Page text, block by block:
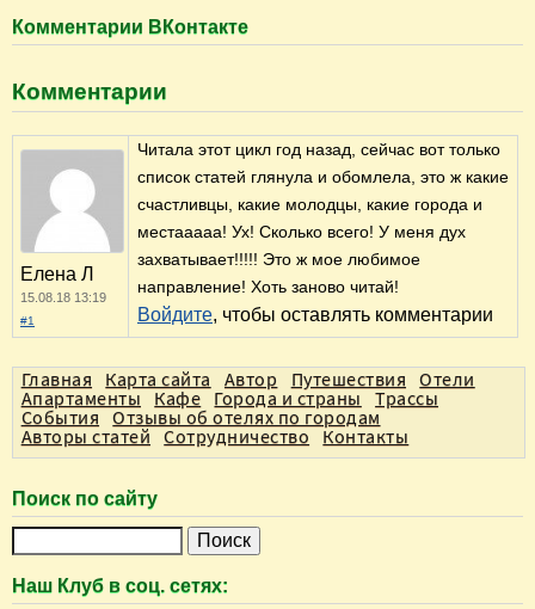
Комментарии ВКонтакте
Комментарии
Елена Л
15.08.18 13:19
#1
Читала этот цикл год назад, сейчас вот только
список статей глянула и обомлела, это ж какие
счастливцы, какие молодцы, какие города и
местааааа! Ух! Сколько всего! У меня дух
захватывает!!!!! Это ж мое любимое
направление! Хоть заново читай!
Войдите, чтобы оставлять комментарии
Главная Карта сайта Автор Путешествия
Отели
Апартаменты Кафе Города и страны Трассы
События Отзывы об отелях по городам
Авторы статей Сотрудничество Контакты
Поиск по сайту
и
Наш Клуб в соц. сетях: